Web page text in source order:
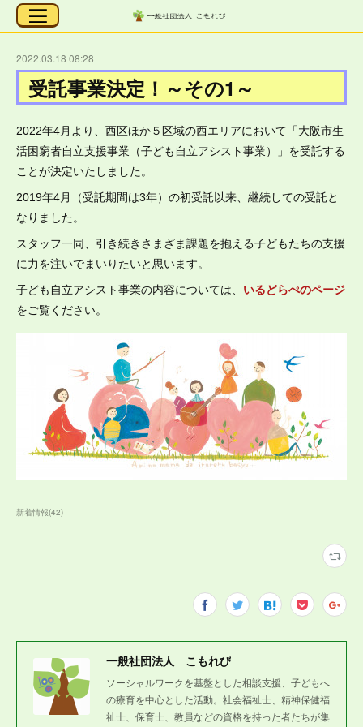
2022.03.18 08:28
受託事業決定！～その1～
2022年4月より、西区ほか５区域の西エリアにおいて「大阪市生
活困窮者自立支援事業（子ども自立アシスト事業）」を受託する
ことが決定いたしました。
2019年4月（受託期間は3年）の初受託以来、継続しての受託と
なりました。
スタッフ一同、引き続きさまざま課題を抱える子どもたちの支援
に力を注いでまいりたいと思います。
子ども自立アシスト事業の内容については、 いるどらぺのページ
をご覧ください。
新着情報(42)
一般社団法人 こもれび
ソーシャルワークを基盤とした相談支援、子どもへ
の療育を中心とした活動。社会福祉士、精神保健福
祉士、保育士、教員などの資格を持った者たちが集